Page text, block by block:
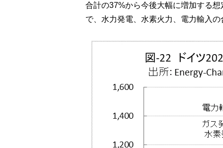
合計の37%から今後大幅に増加する
で、水力発電、水素火力、電力輸入の